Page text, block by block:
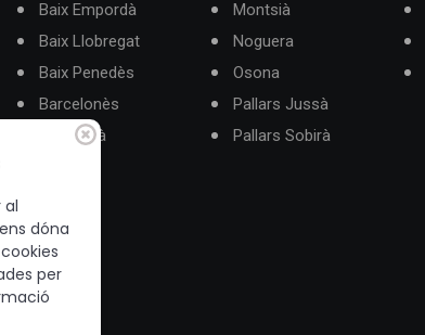
Baix Empordà
Baix Llobregat
Baix Penedès
Barcelonès
Berguedà
Montsià
Noguera
Osona
Pallars Jussà
Pallars Sobirà
al
dóna
per